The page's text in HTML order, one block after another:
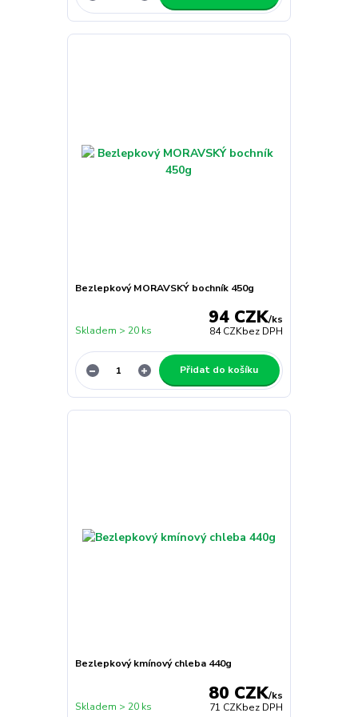
Bezlepkový MORAVSKÝ bochník 450g
94 CZK/ks
84 CZKbez DPH
Skladem > 20 ks
Přidat do košíku
Bezlepkový kmínový chleba 440g
80 CZK/ks
71 CZKbez DPH
Skladem > 20 ks